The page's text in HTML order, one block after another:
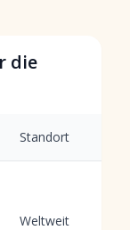
die
Standort
Weltweit